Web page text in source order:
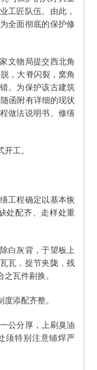
工匠队伍。由此，
全面彻底的保护修
物局提交西北角
，大脊闪裂，窝角
。为保护该古建筑
函附有详细的现状
做法说明书、修缮
工。
工程确定以基本恢
处配齐、走样处重
灰背，于望板上
瓦，捉节夹陇，残
瓦件剔换。
添配齐整。
公分厚，上刷臭油
须特别注意铺焊严